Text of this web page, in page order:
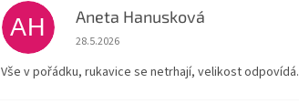
AH Aneta Hanusková
Hodnocení obchodu je 5 z 5 hvězdiček.
28.5.2026
Vše v pořádku, rukavice se netrhají, velikost odpovídá.